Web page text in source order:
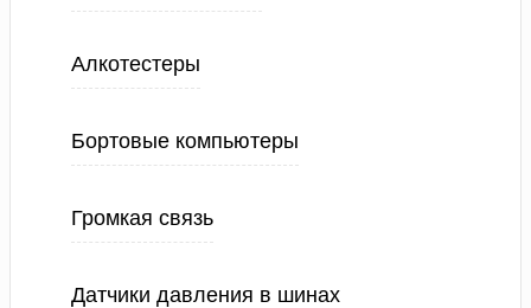
Алкотестеры
Бортовые компьютеры
Громкая связь
Датчики давления в шинах